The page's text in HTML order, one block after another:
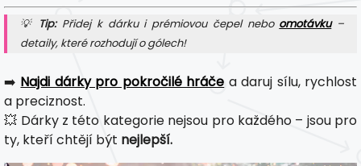
💡 Tip:Přidej k dárku i prémiovou čepel nebo omotávku–
detaily, které rozhodují o gólech!
➡️ Najdi dárky pro pokročilé hráče a daruj sílu, rychlost
a preciznost.
💥 Dárky z této kategorie nejsou pro každého – jsou pro
ty, kteří chtějí být nejlepší.